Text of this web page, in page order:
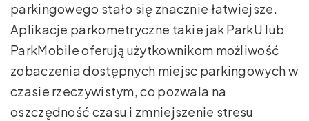
parkingowego stało się znacznie łatwiejsze.
Aplikacje parkometryczne takie jak ParkU lub
ParkMobile oferują użytkownikom możliwość
zobaczenia dostępnych miejsc parkingowych w
czasie rzeczywistym, co pozwala na
oszczędność czasu i zmniejszenie stresu